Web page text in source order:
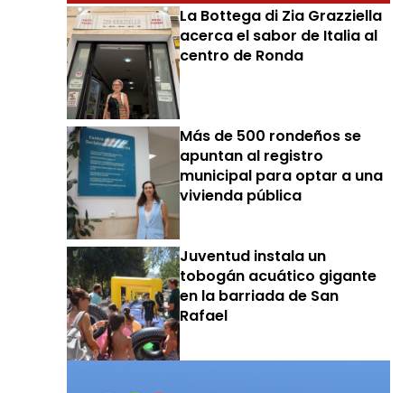
La Bottega di Zia Grazziella
acerca el sabor de Italia al
centro de Ronda
Más de 500 rondeños se
apuntan al registro
municipal para optar a una
vivienda pública
Juventud instala un
tobogán acuático gigante
en la barriada de San
Rafael